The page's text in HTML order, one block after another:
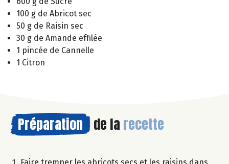
100 g de Abricot sec
50 g de Raisin sec
30 g de Amande effilée
1 pincée de Cannelle
1 Citron
Préparation de la recette